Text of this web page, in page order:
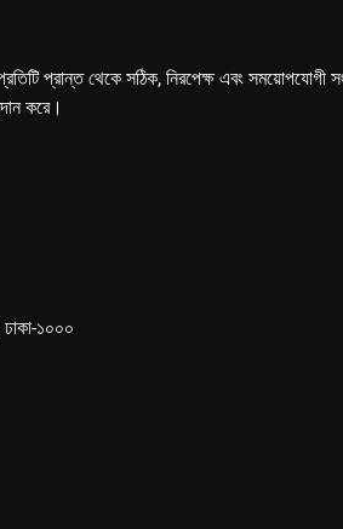
প্রান্ত থেকে সঠিক, নিরপেক্ষ এবং সময়োপযোগী
করে।
১০০০